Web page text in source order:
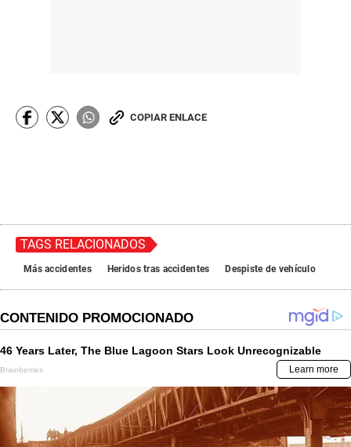
COPIAR ENLACE
TAGS RELACIONADOS
Más accidentes Heridos tras accidentes Despiste de vehículo